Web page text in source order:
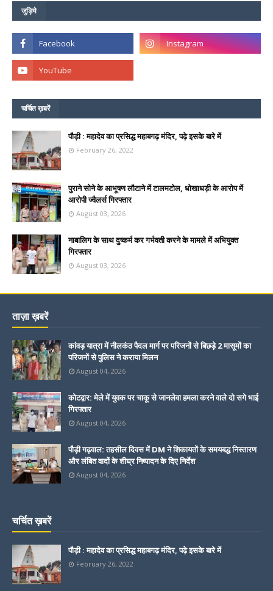
जुड़िये
चर्चित ख़बरें
पौड़ी : महादेव का प्रसिद्ध महाबगढ़ मंदिर, पढ़े इसके बारे में
February 26, 2022
पुराने सोने के आभूषण लौटाने में टालमटोल, धोखाधड़ी के आरोप में
आरोपी ज्वैलर्स गिरफ्तार
August 03, 2026
नाबालिग के साथ दुष्कर्म कर गर्भवती करने के मामले में अभियुक्त
गिरफ्तार
August 03, 2026
ताज़ा ख़बरें
कांवड़ यात्रा में नीलकंठ पैदल मार्ग पर परिजनों से बिछड़े 2 मासूमों का
परिजनों से पुलिस ने कराया मिलन
August 04, 2026
कोटद्वार: मेले में युवक पर चाकू से जानलेवा हमला करने वाले दो सगे भाई
गिरफ्तार
August 04, 2026
पौड़ी गढ़वाल: तहसील दिवस में DM ने शिकायतों के समयबद्ध निस्तारण
और लंबित वादों के शीघ्र निष्पादन के दिए निर्देश
August 04, 2026
चर्चित ख़बरें
पौड़ी : महादेव का प्रसिद्ध महाबगढ़ मंदिर, पढ़े इसके बारे में
February 26, 2022